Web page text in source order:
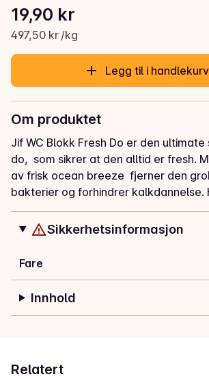
Gjeldende pris er: 19,90 kr
19,90 kr
497,50 kr /kg
Stykkpris: 497,50 kr /kg
Legg til i
Om produktet
Jif WC Blokk Fresh Do er den
do,  som sikrer at den alltid er fresh.
av frisk ocean breeze  fjerner den
bakterier og forhindrer kalkdannelse.
Sikkerhetsinformasjon
Fare
Innhold
Relatert